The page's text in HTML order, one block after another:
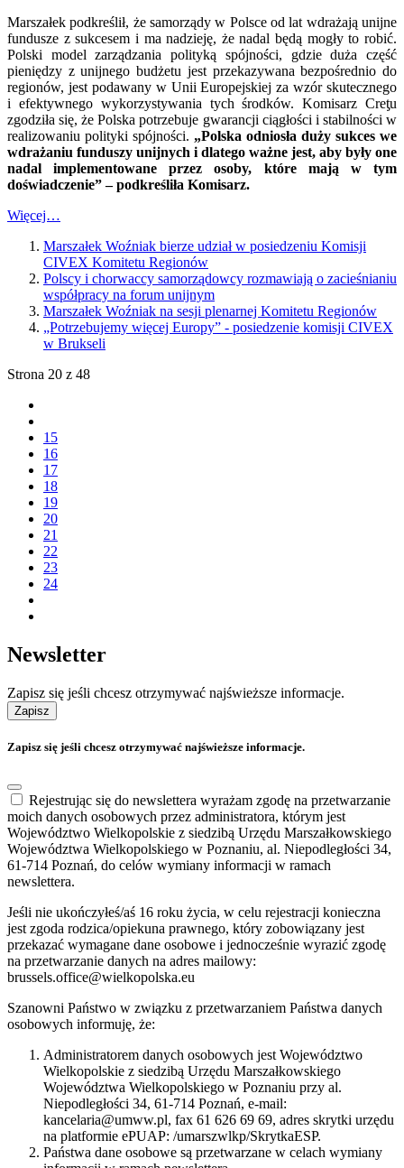
Marszałek podkreślił, że samorządy w Polsce od lat wdrażają unijne
fundusze z sukcesem i ma nadzieję, że nadal będą mogły to robić.
Polski model zarządzania polityką spójności, gdzie duża część
pieniędzy z unijnego budżetu jest przekazywana bezpośrednio do
regionów, jest podawany w Unii Europejskiej za wzór skutecznego
i efektywnego wykorzystywania tych środków. Komisarz Creƫu
zgodziła się, że Polska potrzebuje gwarancji ciągłości i stabilności w
realizowaniu polityki spójności. „Polska odniosła duży sukces we
wdrażaniu funduszy unijnych i dlatego ważne jest, aby były one
nadal implementowane przez osoby, które mają w tym
doświadczenie” – podkreśliła Komisarz.
Więcej…
Marszałek Woźniak bierze udział w posiedzeniu Komisji
CIVEX Komitetu Regionów
Polscy i chorwaccy samorządowcy rozmawiają o zacieśnianiu
współpracy na forum unijnym
Marszałek Woźniak na sesji plenarnej Komitetu Regionów
„Potrzebujemy więcej Europy” - posiedzenie komisji CIVEX
w Brukseli
Strona 20 z 48
15
16
17
18
19
20
21
22
23
24
Newsletter
Zapisz się jeśli chcesz otrzymywać najświeższe informacje.
Zapisz
Zapisz się jeśli chcesz otrzymywać najświeższe informacje.
Rejestrując się do newslettera wyrażam zgodę na przetwarzanie
moich danych osobowych przez administratora, którym jest
Województwo Wielkopolskie z siedzibą Urzędu Marszałkowskiego
Województwa Wielkopolskiego w Poznaniu, al. Niepodległości 34,
61-714 Poznań, do celów wymiany informacji w ramach
newslettera.
Jeśli nie ukończyłeś/aś 16 roku życia, w celu rejestracji konieczna
jest zgoda rodzica/opiekuna prawnego, który zobowiązany jest
przekazać wymagane dane osobowe i jednocześnie wyrazić zgodę
na przetwarzanie danych na adres mailowy:
brussels.office@wielkopolska.eu
Szanowni Państwo w związku z przetwarzaniem Państwa danych
osobowych informuję, że:
Administratorem danych osobowych jest Województwo
Wielkopolskie z siedzibą Urzędu Marszałkowskiego
Województwa Wielkopolskiego w Poznaniu przy al.
Niepodległości 34, 61-714 Poznań, e-mail:
kancelaria@umww.pl, fax 61 626 69 69, adres skrytki urzędu
na platformie ePUAP: /umarszwlkp/SkrytkaESP.
Państwa dane osobowe są przetwarzane w celach wymiany